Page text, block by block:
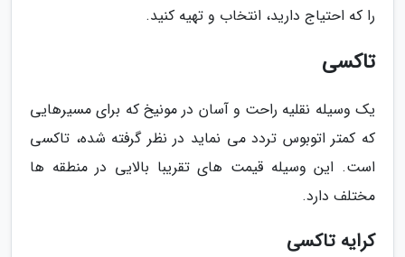
را که احتیاج دارید، انتخاب و تهیه کنید.
تاکسی
یک وسیله نقلیه راحت و آسان در مونیخ که برای مسیرهایی
که کمتر اتوبوس تردد می نماید در نظر گرفته شده، تاکسی
است. این وسیله قیمت های تقریبا بالایی در منطقه ها
مختلف دارد.
کرایه تاکسی